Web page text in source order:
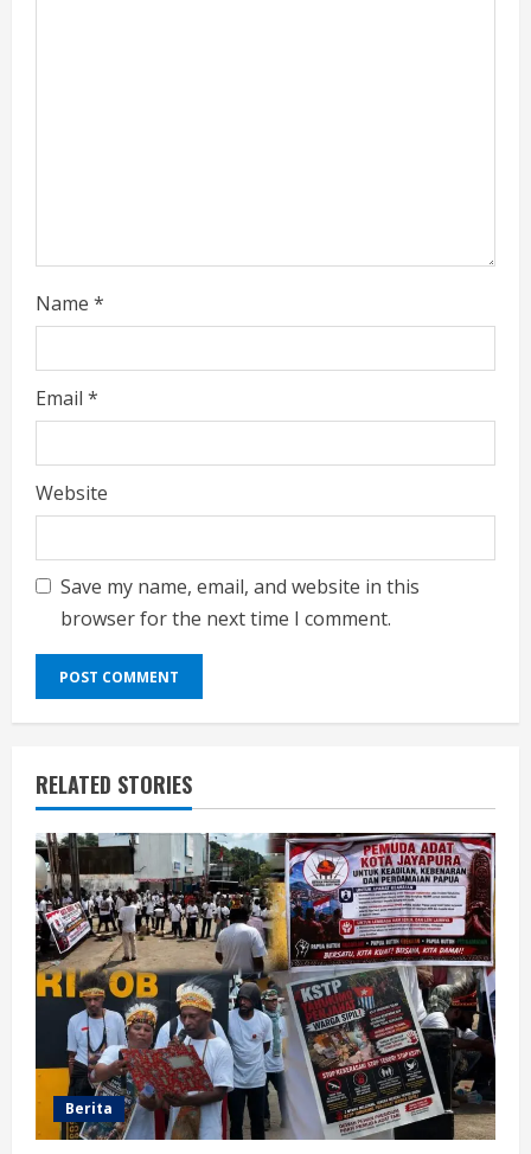
Name *
Email *
Website
Save my name, email, and website in this
browser for the next time I comment.
RELATED STORIES
Berita